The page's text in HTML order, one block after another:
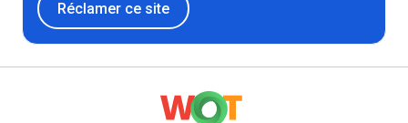
Réclamer ce site